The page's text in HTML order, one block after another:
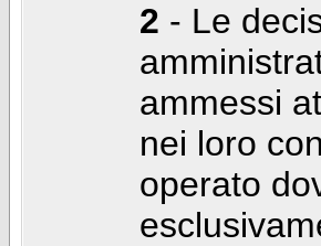
2 - Le
ammessi
nei loro
operato